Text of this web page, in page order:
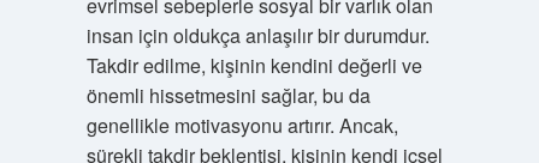
insan için oldukça anlaşılır bir durumdur.
Takdir edilme, kişinin kendini değerli ve
önemli hissetmesini sağlar, bu da
genellikle motivasyonu artırır. Ancak,
sürekli takdir beklentisi, kişinin kendi içsel